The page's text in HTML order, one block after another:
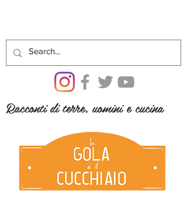
Racconti di terre, uomini e cucina